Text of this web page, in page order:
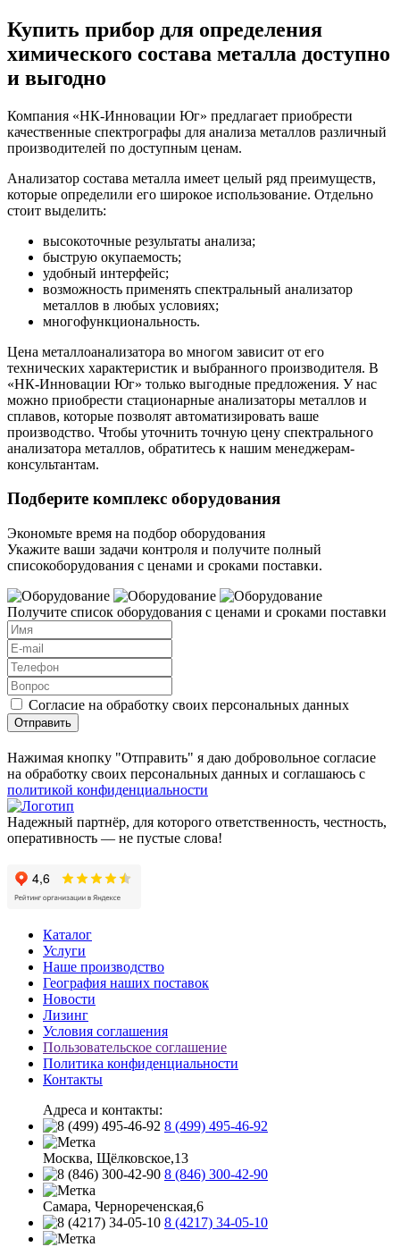
Купить прибор для определения
химического состава металла доступно
и выгодно
Компания «НК-Инновации Юг» предлагает приобрести
качественные спектрографы для анализа металлов различный
производителей по доступным ценам.
Анализатор состава металла имеет целый ряд преимуществ,
которые определили его широкое использование. Отдельно
стоит выделить:
высокоточные результаты анализа;
быструю окупаемость;
удобный интерфейс;
возможность применять спектральный анализатор
металлов в любых условиях;
многофункциональность.
Цена металлоанализатора во многом зависит от его
технических характеристик и выбранного производителя. В
«НК-Инновации Юг» только выгодные предложения. У нас
можно приобрести стационарные анализаторы металлов и
сплавов, которые позволят автоматизировать ваше
производство. Чтобы уточнить точную цену спектрального
анализатора металлов, обратитесь к нашим менеджерам-
консультантам.
Подберите комплекс оборудования
Экономьте время на подбор оборудования
Укажите ваши задачи контроля и получите полный
списокоборудования с ценами и сроками поставки.
Получите список оборудования с ценами и сроками поставки
Согласие на обработку своих персональных данных
Отправить
Нажимая кнопку "Отправить" я даю добровольное согласие
на обработку своих персональных данных и соглашаюсь с
политикой конфиденциальности
Надежный партнёр, для которого ответственность, честность,
оперативность — не пустые слова!
Каталог
Услуги
Наше производство
География наших поставок
Новости
Лизинг
Условия соглашения
Пользовательское соглашение
Политика конфиденциальности
Контакты
Адреса и контакты:
8 (499) 495-46-92
Москва, Щёлковское,13
8 (846) 300-42-90
Самара, Чернореченская,6
8 (4217) 34-05-10